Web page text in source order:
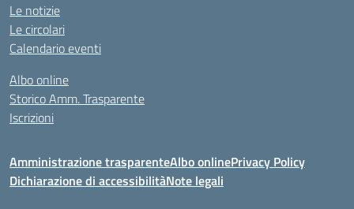
Le notizie
Le circolari
Calendario eventi
Albo online
Storico Amm. Trasparente
Iscrizioni
Amministrazione trasparenteAlbo onlinePrivacy Policy
Dichiarazione di accessibilitàNote legali